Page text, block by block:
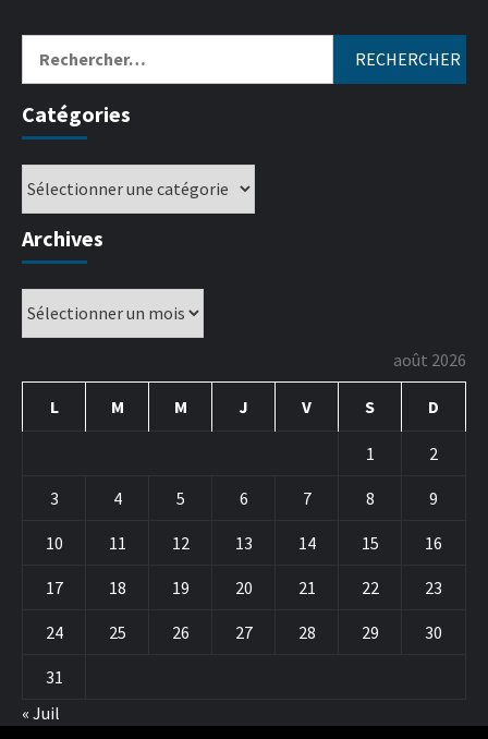
Catégories
Archives
août 2026
L M M J V S D
1 2
3 4 5 6 7 8 9
10 11 12 13 14 15 16
17 18 19 20 21 22 23
24 25 26 27 28 29 30
31
« Juil